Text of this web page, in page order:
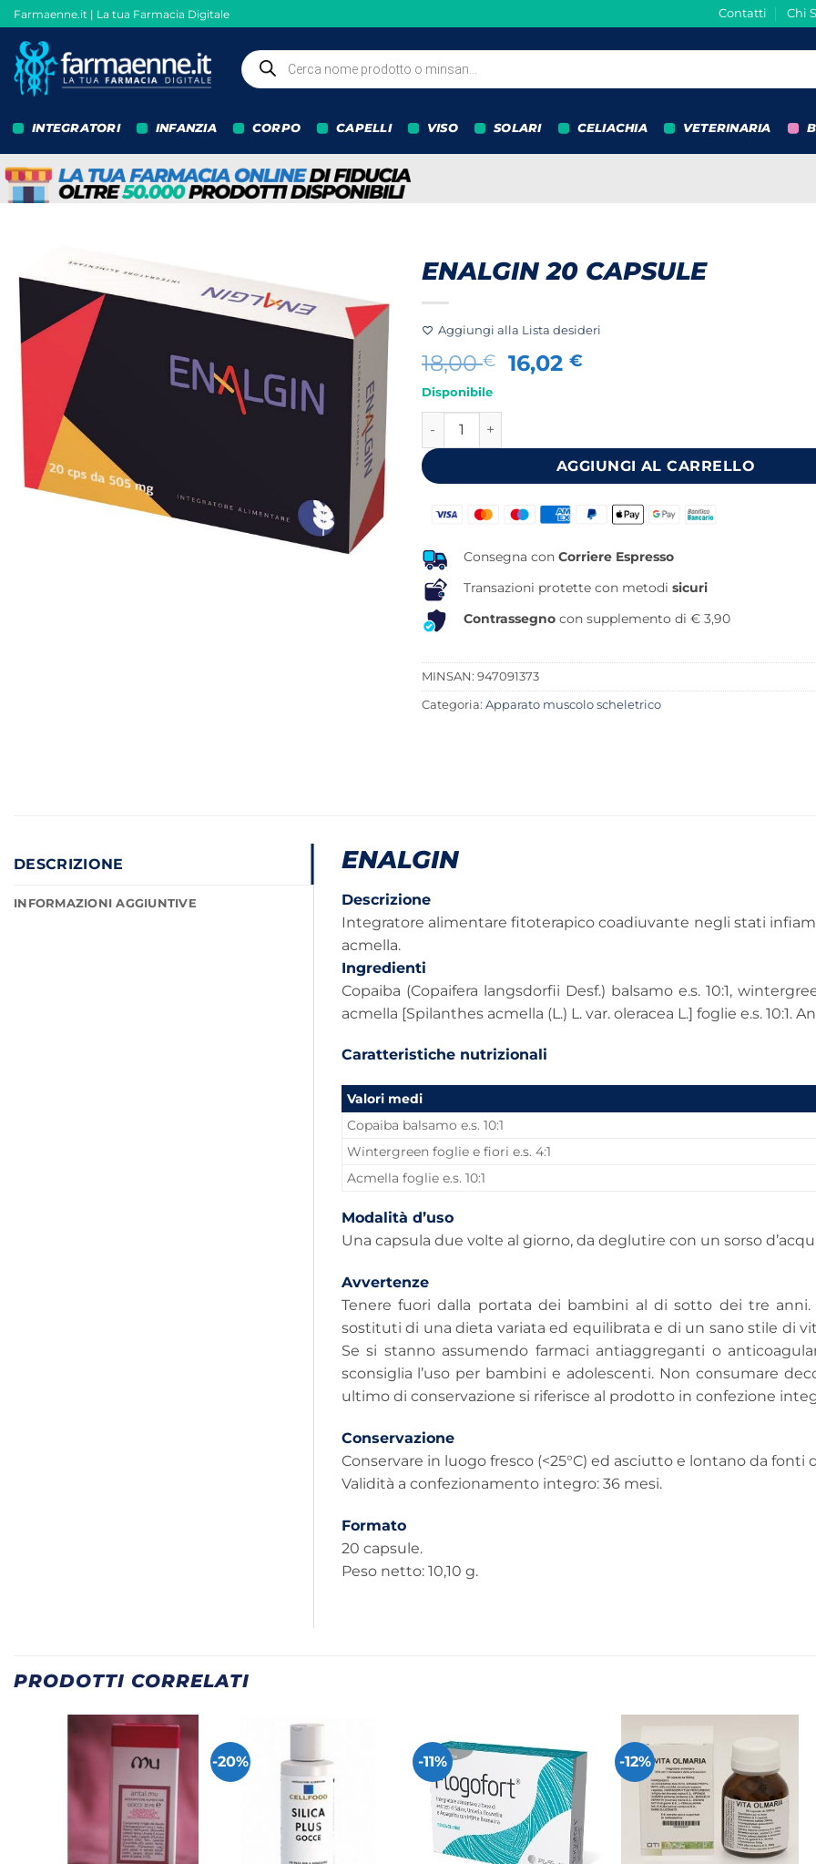
Salta
ai
contenuti
Farmaenne.it | La tua Farmacia Digitale Contatti Chi
Ricerca
prodotti
INTEGRATORI INFANZIA CORPO CAPELLI VISO SOLARI CELIACHIA VETERINARIA
ENALGIN 20 CAPSULE
Aggiungi alla Lista desideri
18,00€
Il
18,00 €.
16,02€
16,02 €.
Disponibile
ENALGIN 20 CAPSULE quantità
AGGIUNGI AL CARRELLO
Consegna con Corriere Espresso
Transazioni protette con metodi sicuri
Contrassegno con supplemento di € 3,90
MINSAN: 947091373
Categoria: Apparato muscolo scheletrico
DESCRIZIONE
INFORMAZIONI AGGIUNTIVE
ENALGIN
Descrizione
Integratore alimentare fitoterapico coadiuvante negli stati
acmella.
Ingredienti
Copaiba (Copaifera langsdorfii Desf.) balsamo e.s. 10:1,
acmella [Spilanthes acmella (L.) L. var. oleracea L.] foglie e.s.
Caratteristiche nutrizionali
Valori medi
Copaiba balsamo e.s. 10:1
Wintergreen foglie e fiori e.s. 4:1
Acmella foglie e.s. 10:1
Modalità d’uso
Una capsula due volte al giorno, da deglutire con un sorso
Avvertenze
Tenere fuori dalla portata dei bambini al di sotto dei tre
sostituti di una dieta variata ed equilibrata e di un sano stile di
Se si stanno assumendo farmaci antiaggreganti o
sconsiglia l’uso per bambini e adolescenti. Non consumare
ultimo di conservazione si riferisce al prodotto in confezione
Conservazione
Conservare in luogo fresco (<25°C) ed asciutto e lontano da fonti
Validità a confezionamento integro: 36 mesi.
Formato
20 capsule.
Peso netto: 10,10 g.
PRODOTTI CORRELATI
-20% -11% -12%